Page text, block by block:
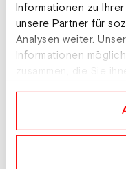
Informationen zu
unsere Partner für
Analysen weiter.
Informationen
zusammen, die Sie
15